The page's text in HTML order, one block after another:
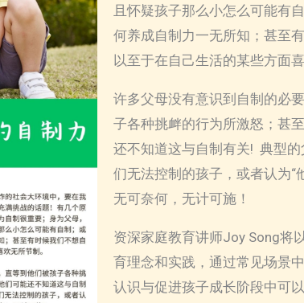
且怀疑孩子那么小怎么可能有
何养成自制力一无所知；甚至
以至于在自己生活的某些方面
许多父母没有意识到自制的必
子各种挑衅的行为所激怒；甚
还不知道这与自制有关! 典型
们无法控制的孩子，或者认为“
无可奈何，无计可施！
资深家庭教育讲师Joy Song将
育理念和实践，通过常见场景
认识与促进孩子成长阶段中可